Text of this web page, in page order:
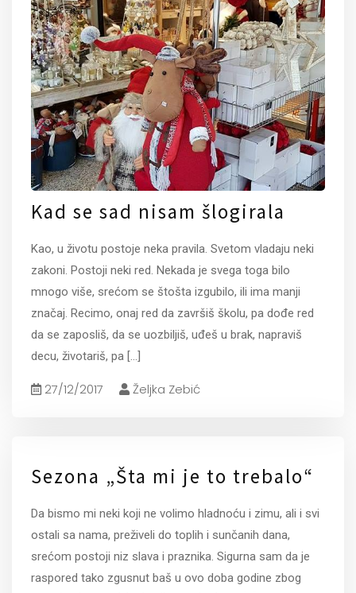
Kad se sad nisam šlogirala
Kao, u životu postoje neka pravila. Svetom vladaju neki
zakoni. Postoji neki red. Nekada je svega toga bilo
mnogo više, srećom se štošta izgubilo, ili ima manji
značaj. Recimo, onaj red da završiš školu, pa dođe red
da se zaposliš, da se uozbiljiš, uđeš u brak, napraviš
decu, životariš, pa [...]
27/12/2017 Željka Zebić
Sezona „Šta mi je to trebalo“
Da bismo mi neki koji ne volimo hladnoću i zimu, ali i svi
ostali sa nama, preživeli do toplih i sunčanih dana,
srećom postoji niz slava i praznika. Sigurna sam da je
raspored tako zgusnut baš u ovo doba godine zbog